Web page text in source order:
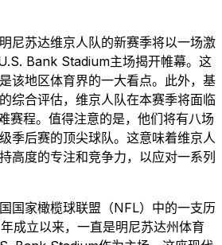
尼苏达维京人队的新赛季将以一场激
Bank Stadium主场揭开帷幕。这
该地区体育界的一大看点。此外，基
综合评估，维京人队在本赛季将面临
赛程。值得注意的是，他们将有八场
季后赛的顶尖球队。这意味着维京人
高度的专注和竞争力，以应对一系列
国家橄榄球联盟（NFL）中的一支历
成立以来，一直是明尼苏达州体育